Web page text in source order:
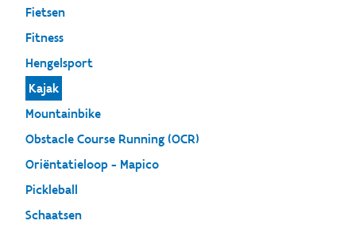
Fietsen
Fitness
Hengelsport
Kajak
Mountainbike
Obstacle Course Running (OCR)
Oriëntatieloop - Mapico
Pickleball
Schaatsen